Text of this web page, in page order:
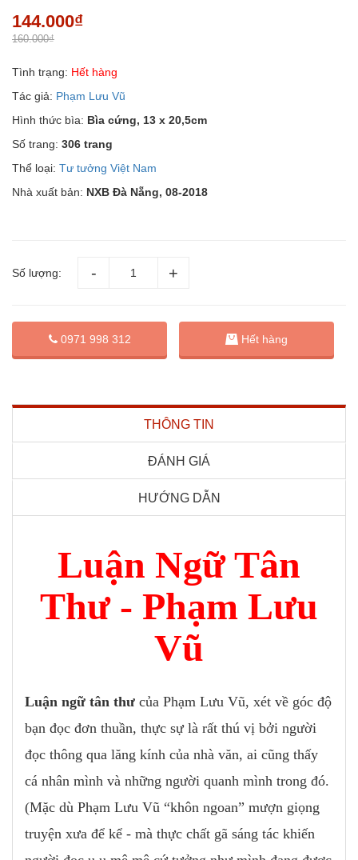
144.000₫
160.000₫
Tình trạng: Hết hàng
Tác giả: Phạm Lưu Vũ
Hình thức bìa: Bìa cứng, 13 x 20,5cm
Số trang: 306 trang
Thể loại: Tư tưởng Việt Nam
Nhà xuất bản: NXB Đà Nẵng, 08-2018
Số lượng:
0971 998 312 Hết hàng
THÔNG TIN
ĐÁNH GIÁ
HƯỚNG DẪN
Luận Ngữ Tân
Thư - Phạm Lưu
Vũ
Luận ngữ tân thư của Phạm Lưu Vũ, xét về góc độ
bạn đọc đơn thuần, thực sự là rất thú vị bởi người
đọc thông qua lăng kính của nhà văn, ai cũng thấy
cá nhân mình và những người quanh mình trong đó.
(Mặc dù Phạm Lưu Vũ “khôn ngoan” mượn giọng
truyện xưa để kể - mà thực chất gã sáng tác khiến